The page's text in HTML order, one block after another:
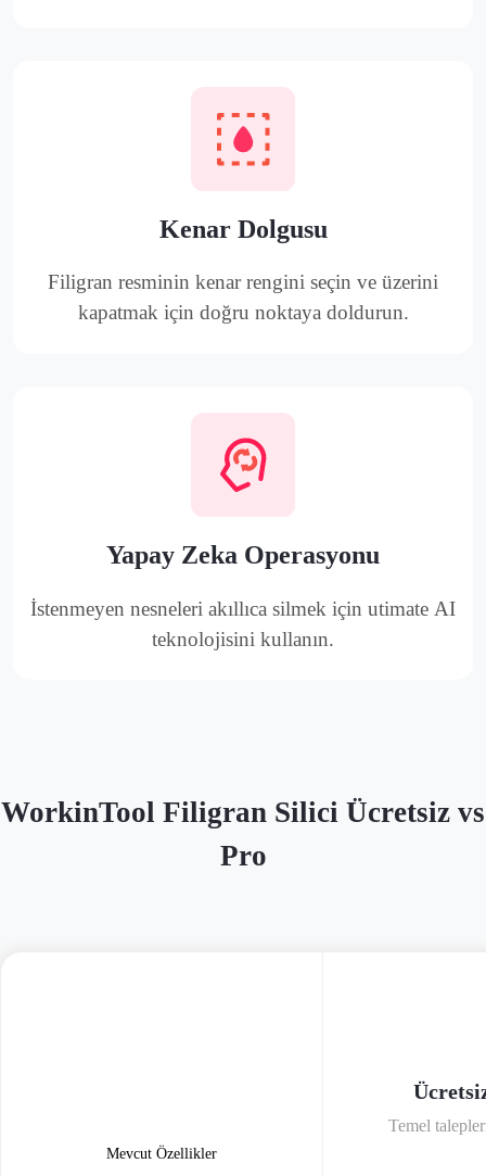
Kenar Dolgusu
Filigran resminin kenar rengini seçin ve üzerini
kapatmak için doğru noktaya doldurun.
Yapay Zeka Operasyonu
İstenmeyen nesneleri akıllıca silmek için utimate AI
teknolojisini kullanın.
WorkinTool Filigran Silici Ücretsiz vs
Pro
Mevcut Özellikler
Temel